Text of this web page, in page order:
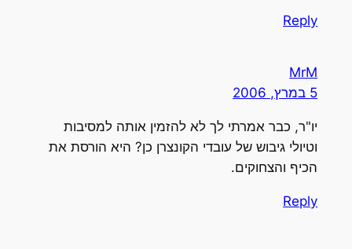
Reply
MrM
5 במרץ, 2006
יו"ר, כבר אמרתי לך לא להזמין אותה למסיבות
וטיולי גיבוש של עובדי הקונצרן כן? היא הורסת את
הכיף והצחוקים.
Reply